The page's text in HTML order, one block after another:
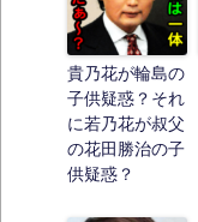
貴乃花が輪島の
子供疑惑？それ
に若乃花が叔父
の花田勝治の子
供疑惑？